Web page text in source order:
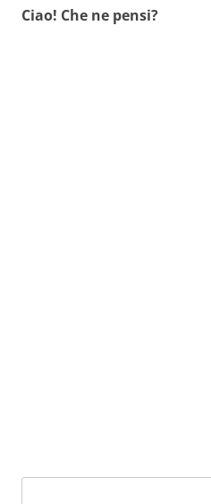
Ciao! Che ne pensi?